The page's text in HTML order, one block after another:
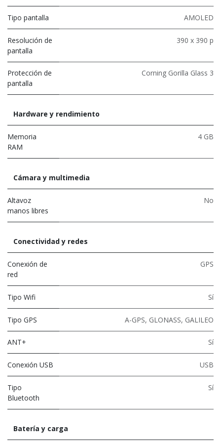
Tipo pantalla AMOLED
Resolución de
pantalla
390 x 390 p
Protección de
pantalla
Corning Gorilla Glass 3
Hardware y rendimiento
Memoria
RAM
4 GB
Cámara y multimedia
Altavoz
manos libres
No
Conectividad y redes
Conexión de
red
GPS
Tipo Wifi Sí
Tipo GPS A-GPS, GLONASS, GALILEO
ANT+ Sí
Conexión USB USB
Tipo
Bluetooth
Sí
Batería y carga